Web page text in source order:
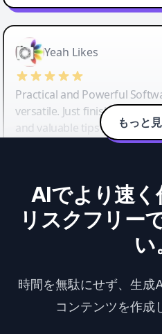
Yeah Likes
Practical and Powerful
versatile. Just finished their
and valuable tips and tricks.
もっと
AIでより速く
リスクフリー
い
時間を無駄にせず、生成
コンテンツを作成